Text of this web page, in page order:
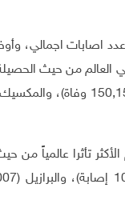
اصابات اجمالي،
العالم من حيث
تأثرا عالمياً من